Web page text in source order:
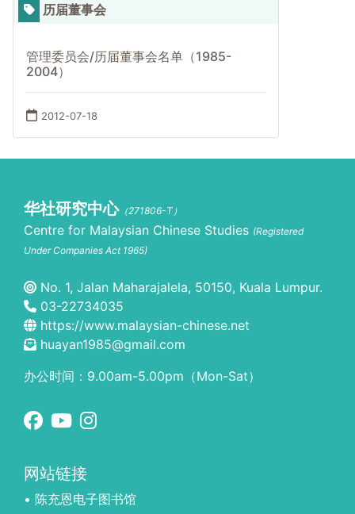
历届董事会
管理委员会/历届董事会名单（1985-
2004）
2012-07-18
华社研究中心（271806-T）
Centre for Malaysian Chinese Studies (Registered
Under Companies Act 1965)
No. 1, Jalan Maharajalela, 50150, Kuala Lumpur.
03-22734035
https://www.malaysian-chinese.net
huayan1985@gmail.com
办公时间：9.00am-5.00pm（Mon-Sat）
网站链接
• 陈充恩电子图书馆